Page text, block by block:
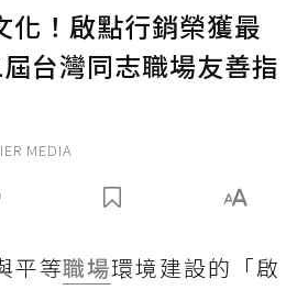
化！啟點行銷榮獲最
台灣同志職場友善指
MEDIA
平等職場環境建設的「啟